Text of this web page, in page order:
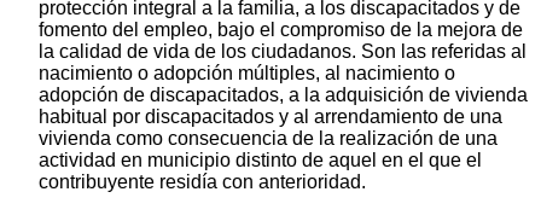
protección integral a la familia, a los discapacitados y de
fomento del empleo, bajo el compromiso de la mejora de
la calidad de vida de los ciudadanos. Son las referidas al
nacimiento o adopción múltiples, al nacimiento o
adopción de discapacitados, a la adquisición de vivienda
habitual por discapacitados y al arrendamiento de una
vivienda como consecuencia de la realización de una
actividad en municipio distinto de aquel en el que el
contribuyente residía con anterioridad.